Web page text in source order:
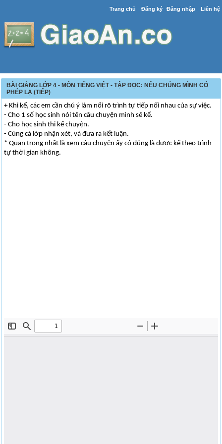
Trang chủ Đăng ký Đăng nhập Liên hệ
BÀI GIẢNG LỚP 4 - MÔN TIẾNG VIỆT - TẬP ĐỌC: NẾU CHÚNG MÌNH CÓ
PHÉP LẠ (TIẾP)
+ Khi kể, các em cần chú ý làm nổi rõ trình tự tiếp nối nhau của sự việc.
- Cho 1 số học sinh nói tên câu chuyện mình sẽ kể.
- Cho học sinh thi kể chuyện.
- Cùng cả lớp nhận xét, và đưa ra kết luận.
* Quan trọng nhất là xem câu chuyện ấy có đúng là được kể theo trình
tự thời gian không.